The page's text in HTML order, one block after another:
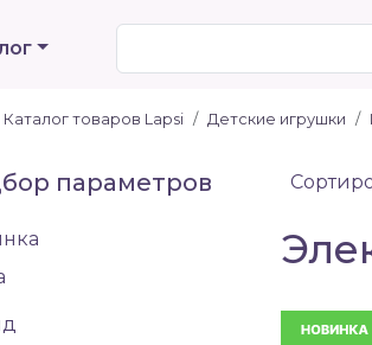
Каталог товаров Lapsi Детские игрушки
параметров